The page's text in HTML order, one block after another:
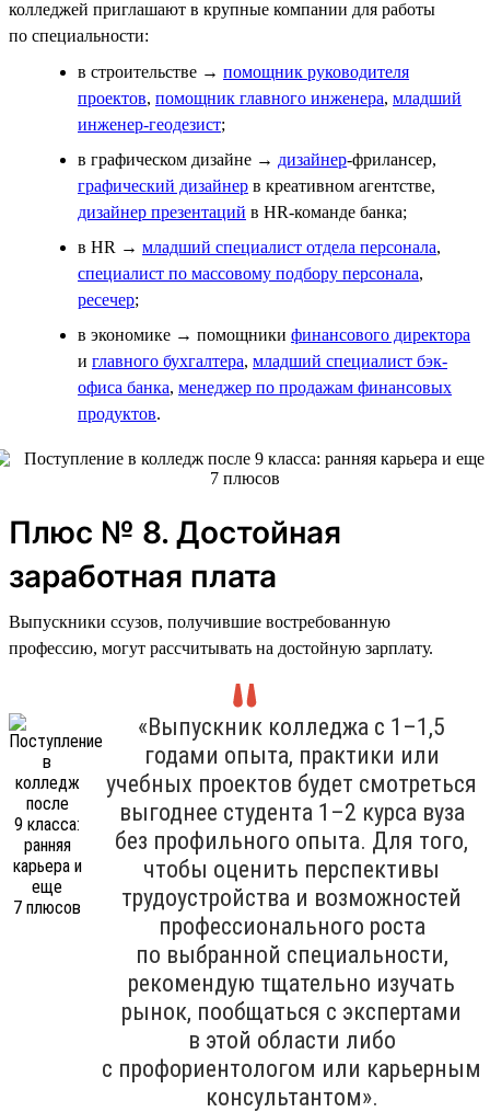
колледжей приглашают в крупные компании для работы
по специальности:
в строительстве → помощник руководителя
проектов, помощник главного инженера, младший
инженер-геодезист;
в графическом дизайне → дизайнер-фрилансер,
графический дизайнер в креативном агентстве,
дизайнер презентаций в HR-команде банка;
в HR → младший специалист отдела персонала,
специалист по массовому подбору персонала,
ресечер;
в экономике → помощники финансового директора
и главного бухгалтера, младший специалист бэк-
офиса банка, менеджер по продажам финансовых
продуктов.
Плюс № 8. Достойная
заработная плата
Выпускники ссузов, получившие востребованную
профессию, могут рассчитывать на достойную зарплату.
«Выпускник колледжа с 1–1,5
годами опыта, практики или
учебных проектов будет смотреться
выгоднее студента 1–2 курса вуза
без профильного опыта. Для того,
чтобы оценить перспективы
трудоустройства и возможностей
профессионального роста
по выбранной специальности,
рекомендую тщательно изучать
рынок, пообщаться с экспертами
в этой области либо
с профориентологом или карьерным
консультантом».